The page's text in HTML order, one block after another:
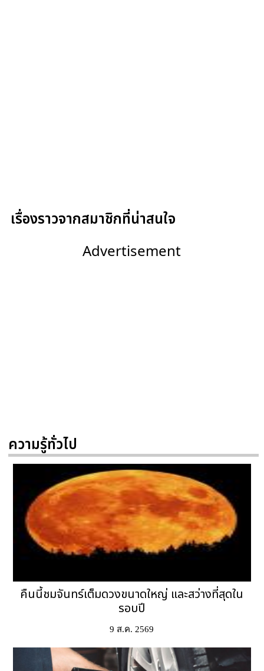
เรื่องราวจากสมาชิกที่น่าสนใจ
Advertisement
ความรู้ทั่วไป
คืนนี้ชมจันทร์เต็มดวงขนาดใหญ่ และสว่างที่สุดใน
รอบปี
9 ส.ค. 2569